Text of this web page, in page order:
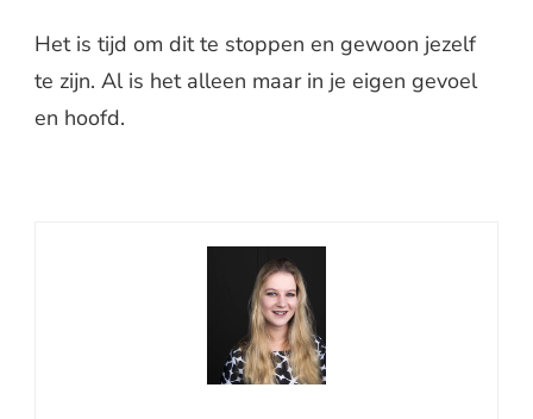
Het is tijd om dit te stoppen en gewoon jezelf
te zijn. Al is het alleen maar in je eigen gevoel
en hoofd.